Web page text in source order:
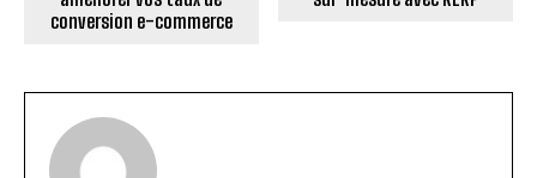
conversion e-commerce